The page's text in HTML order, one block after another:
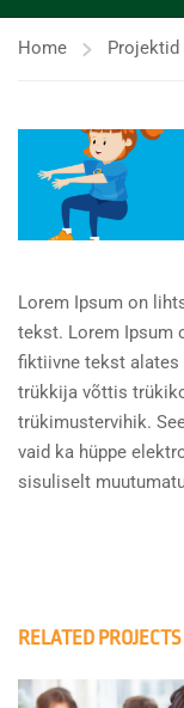
Home Projektid
Lorem Ipsum on
tekst. Lorem Ipsum
fiktiivne tekst alates
trükkija võttis
trükimustervihik.
vaid ka hüppe
sisuliselt
RELATED PROJECTS